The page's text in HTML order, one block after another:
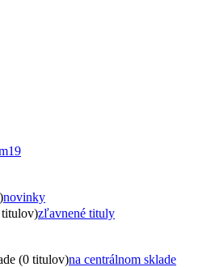
19
novinky
zľavnené tituly
(0 titulov)na centrálnom sklade